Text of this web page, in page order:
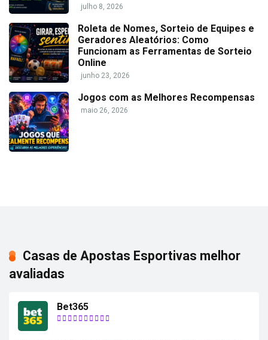
julho 8, 2026
Roleta de Nomes, Sorteio de Equipes e
Geradores Aleatórios: Como
Funcionam as Ferramentas de Sorteio
Online
junho 23, 2026
Jogos com as Melhores Recompensas
maio 26, 2026
Casas de Apostas Esportivas melhor
avaliadas
Bet365